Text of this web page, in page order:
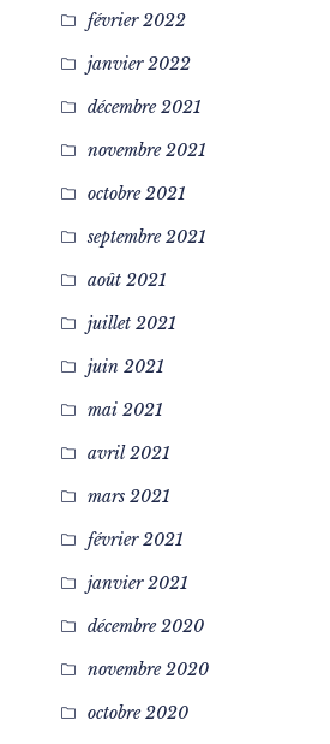
février 2022
janvier 2022
décembre 2021
novembre 2021
octobre 2021
septembre 2021
août 2021
juillet 2021
juin 2021
mai 2021
avril 2021
mars 2021
février 2021
janvier 2021
décembre 2020
novembre 2020
octobre 2020